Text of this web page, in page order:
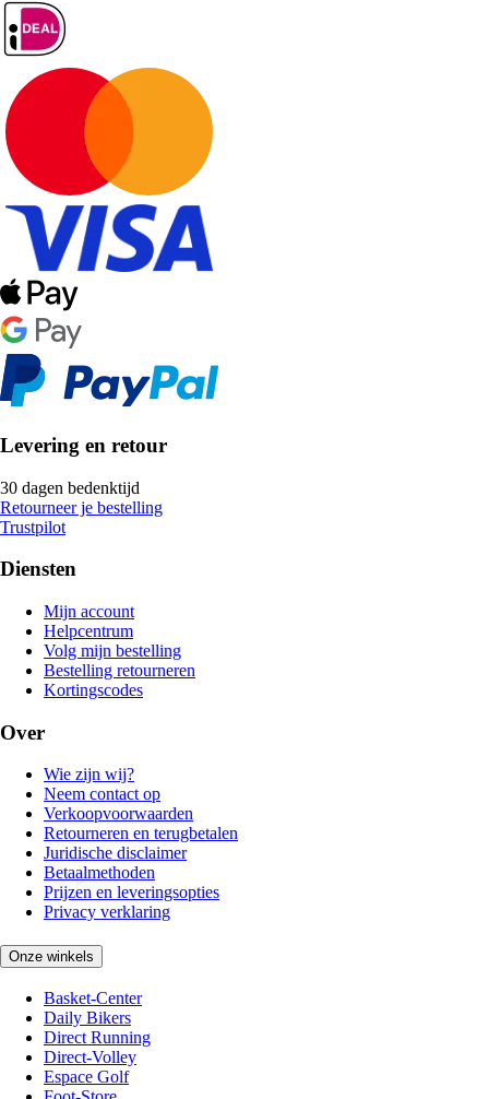
Levering en retour
30 dagen bedenktijd
Retourneer je bestelling
Trustpilot
Diensten
Mijn account
Helpcentrum
Volg mijn bestelling
Bestelling retourneren
Kortingscodes
Over
Wie zijn wij?
Neem contact op
Verkoopvoorwaarden
Retourneren en terugbetalen
Juridische disclaimer
Betaalmethoden
Prijzen en leveringsopties
Privacy verklaring
Onze winkels
Basket-Center
Daily Bikers
Direct Running
Direct-Volley
Espace Golf